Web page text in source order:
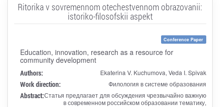
Ritorika v sovremennom otechestvennom obrazovanii:
istoriko-filosofskii aspekt
Conference Paper
Education, innovation, research as a resource for
community development
Authors: Ekaterina V. Kuchumova, Veda I. Spivak
Work direction: Филология в системе образования
Abstract:Статья предлагает для обсуждения чрезвычайно важную
в современном российском образовании тематику,